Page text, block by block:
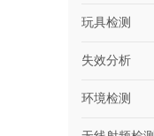
玩具检测
失效分析
环境检测